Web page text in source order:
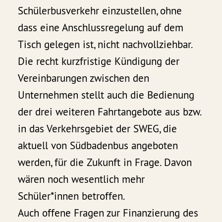
Schülerbusverkehr einzustellen, ohne
dass eine Anschlussregelung auf dem
Tisch gelegen ist, nicht nachvollziehbar.
Die recht kurzfristige Kündigung der
Vereinbarungen zwischen den
Unternehmen stellt auch die Bedienung
der drei weiteren Fahrtangebote aus bzw.
in das Verkehrsgebiet der SWEG, die
aktuell von Südbadenbus angeboten
werden, für die Zukunft in Frage. Davon
wären noch wesentlich mehr
Schüler*innen betroffen.
Auch offene Fragen zur Finanzierung des